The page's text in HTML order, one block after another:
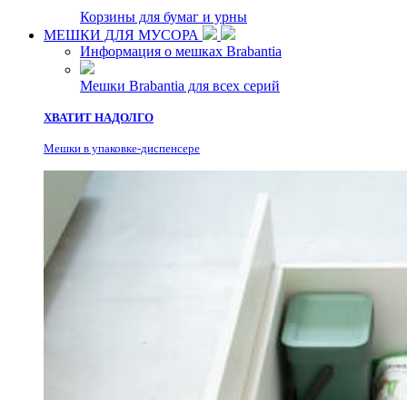
Корзины для бумаг и урны
МЕШКИ ДЛЯ МУСОРА
Информация о мешках Brabantia
Мешки Brabantia для всех серий
ХВАТИТ НАДОЛГО
Мешки в упаковке-диспенсере